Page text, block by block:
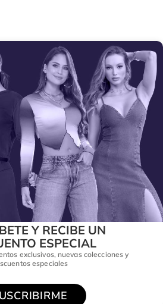
Y RECIBE UN
ESPECIAL
exclusivos, nuevas colecciones y
especiales